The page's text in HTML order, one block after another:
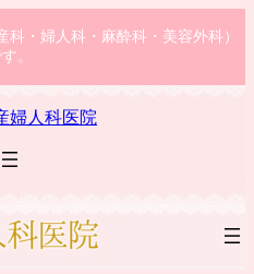
・婦人科・麻酔科・美容外科）
。